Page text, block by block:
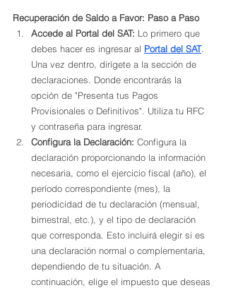
Recuperación de Saldo a Favor: Paso a Paso
Accede al Portal del SAT: Lo primero que
debes hacer es ingresar al Portal del SAT.
Una vez dentro, dirígete a la sección de
declaraciones. Donde encontrarás la
opción de "Presenta tus Pagos
Provisionales o Definitivos". Utiliza tu RFC
y contraseña para ingresar.
Configura la Declaración: Configura la
declaración proporcionando la información
necesaria, como el ejercicio fiscal (año), el
período correspondiente (mes), la
periodicidad de tu declaración (mensual,
bimestral, etc.), y el tipo de declaración
que corresponda. Esto incluirá elegir si es
una declaración normal o complementaria,
dependiendo de tu situación. A
continuación, elige el impuesto que deseas